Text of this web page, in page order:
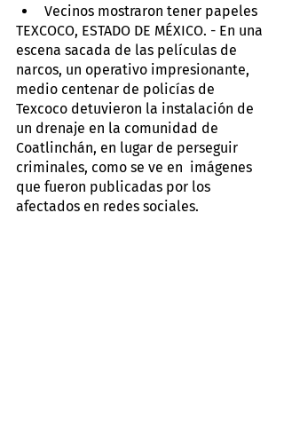
Vecinos mostraron tener papeles
TEXCOCO, ESTADO DE MÉXICO. - En una
escena sacada de las películas de
narcos, un operativo impresionante,
medio centenar de policías de
Texcoco detuvieron la instalación de
un drenaje en la comunidad de
Coatlinchán, en lugar de perseguir
criminales, como se ve en  imágenes
que fueron publicadas por los
afectados en redes sociales.